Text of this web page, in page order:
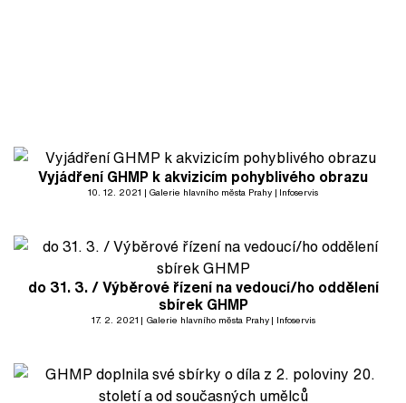
Vyjádření GHMP k akvizicím pohyblivého obrazu
10. 12. 2021 Galerie hlavního města Prahy Infoservis
do 31. 3. / Výběrové řízení na vedoucí/ho oddělení
sbírek GHMP
17. 2. 2021 Galerie hlavního města Prahy Infoservis